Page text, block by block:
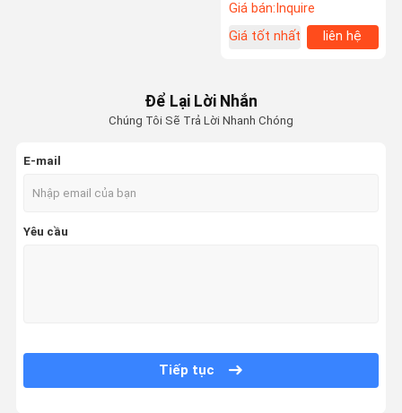
Liên Hệ
Yêu Cầu Báo
Giá
Giá bán: Inquire
Giá tốt nhất
liên hệ
Để Lại Lời Nhắn
Chúng Tôi Sẽ Trả Lời Nhanh Chóng
E-mail
Yêu cầu
Tiếp tục